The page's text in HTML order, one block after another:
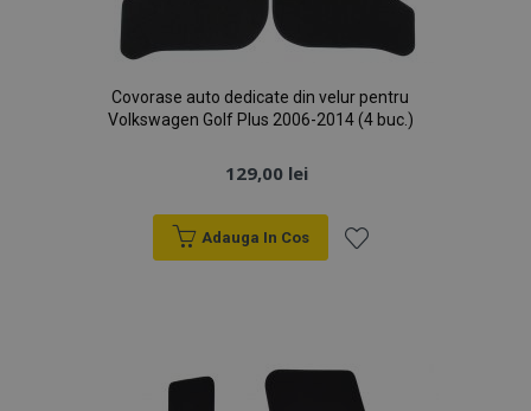
Covorase auto dedicate din velur pentru
Volkswagen Golf Plus 2006-2014 (4 buc.)
129,00 lei
Adauga In Cos
Dorințe